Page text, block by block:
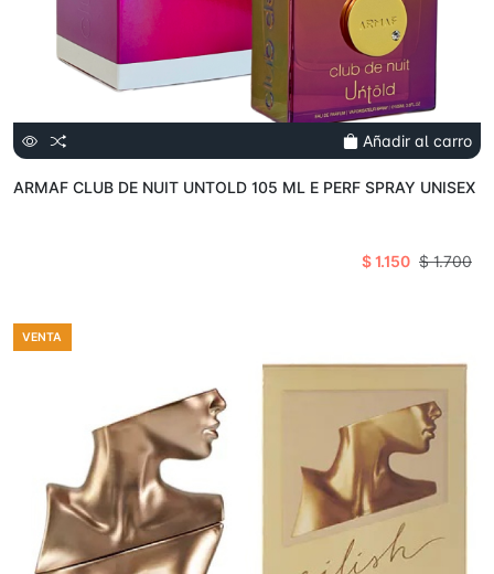
Añadir al carro
ARMAF CLUB DE NUIT UNTOLD 105 ML E PERF SPRAY UNISEX
$ 1.150 $ 1.700
VENTA